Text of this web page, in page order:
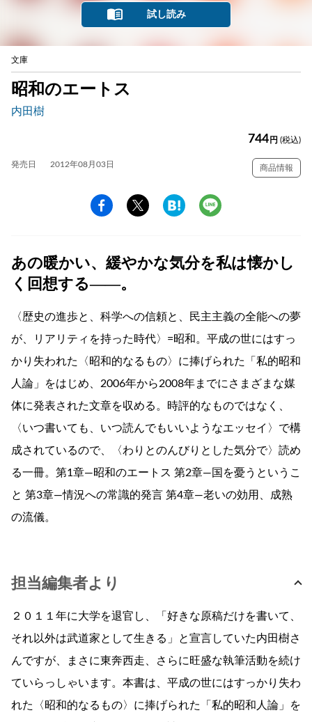
試し読み
文庫
昭和のエートス
内田樹
744 円 (税込)
発売日 2012年08月03日 商品情報
あの暖かい、緩やかな気分を私は懐かし
く回想する――。
〈歴史の進歩と、科学への信頼と、民主主義の全能への夢
が、リアリティを持った時代〉=昭和。平成の世にはすっ
かり失われた〈昭和的なるもの〉に捧げられた「私的昭和
人論」をはじめ、2006年から2008年までにさまざまな媒
体に発表された文章を収める。時評的なものではなく、
〈いつ書いても、いつ読んでもいいようなエッセイ〉で構
成されているので、〈わりとのんびりとした気分で〉読め
る一冊。第1章―昭和のエートス 第2章―国を憂うというこ
と 第3章―情況への常識的発言 第4章―老いの効用、成熟
の流儀。
担当編集者より
２０１１年に大学を退官し、「好きな原稿だけを書いて、
それ以外は武道家として生きる」と宣言していた内田樹さ
んですが、まさに東奔西走、さらに旺盛な執筆活動を続け
ていらっしゃいます。本書は、平成の世にはすっかり失わ
れた〈昭和的なるもの〉に捧げられた「私的昭和人論」を